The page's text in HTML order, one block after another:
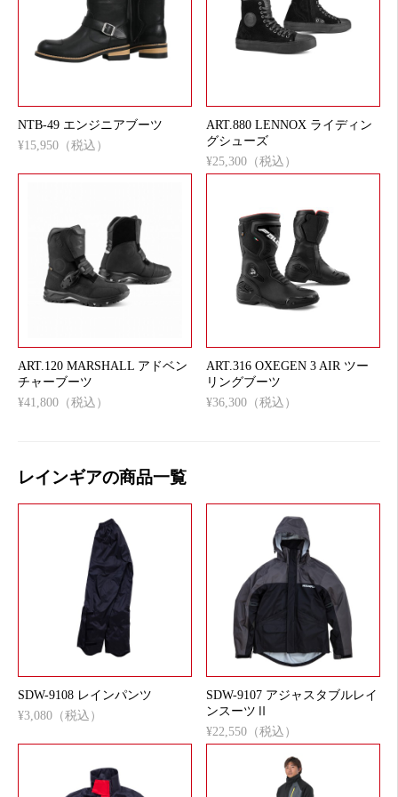
NTB-49 エンジニアブーツ
¥15,950（税込）
ART.880 LENNOX ライディン
グシューズ
¥25,300（税込）
ART.120 MARSHALL アドベン
チャーブーツ
¥41,800（税込）
ART.316 OXEGEN 3 AIR ツー
リングブーツ
¥36,300（税込）
レインギアの商品一覧
SDW-9108 レインパンツ
¥3,080（税込）
SDW-9107 アジャスタブルレイ
ンスーツⅡ
¥22,550（税込）